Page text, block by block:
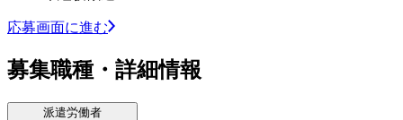
応募画面に進む
募集職種・詳細情報
派遣労働者